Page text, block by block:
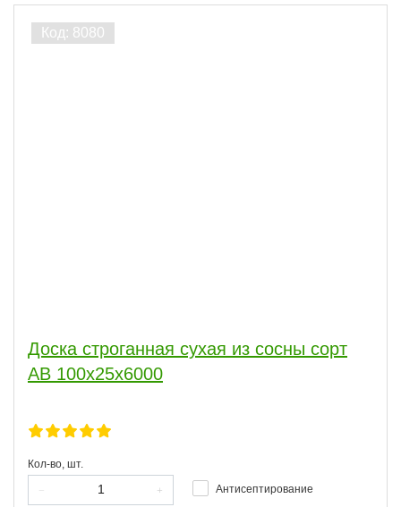
Доска строганная сухая из сосны сорт
АВ 100x25x6000
Кол-во, шт.
Антисептирование